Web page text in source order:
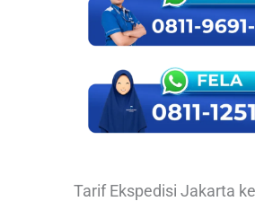
Tarif Ekspedisi Jakarta